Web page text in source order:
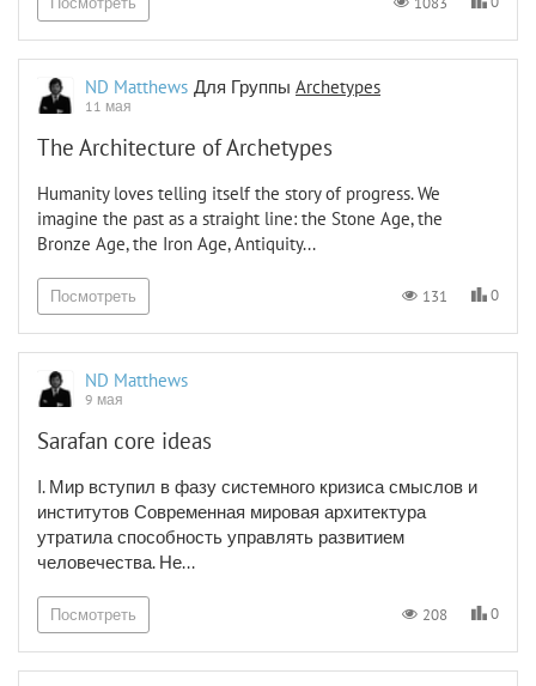
ND Matthews
11 мая
Для Группы Archetypes
The Architecture of Archetypes
Humanity loves telling itself the story of progress. We
imagine the past as a straight line: the Stone Age, the
Bronze Age, the Iron Age, Antiquity...
Посмотреть 131 0
ND Matthews
9 мая
Sarafan core ideas
I. Мир вступил в фазу системного кризиса смыслов и
институтов Современная мировая архитектура
утратила способность управлять развитием
человечества. Не...
Посмотреть 208 0